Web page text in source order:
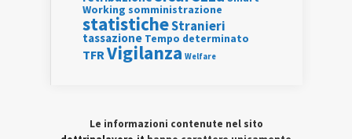
Working somministrazione
statisticheStranieri
tassazione Tempo determinato
TFRVigilanza Welfare
Le informazioni contenute nel sito